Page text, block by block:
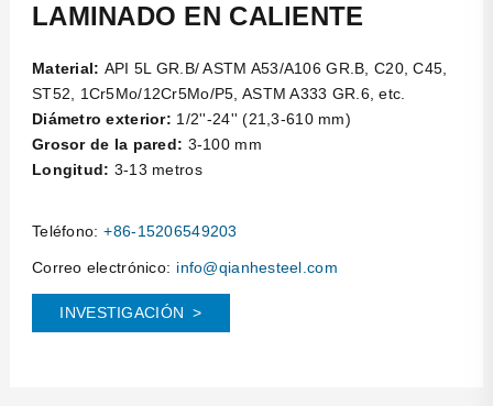
LAMINADO EN CALIENTE
Material: API 5L GR.B/ ASTM A53/A106 GR.B, C20, C45,
ST52, 1Cr5Mo/12Cr5Mo/P5, ASTM A333 GR.6, etc.
Diámetro exterior: 1/2''-24'' (21,3-610 mm)
Grosor de la pared: 3-100 mm
Longitud: 3-13 metros
Teléfono: +86-15206549203
Correo electrónico: info@qianhesteel.com
INVESTIGACIÓN >